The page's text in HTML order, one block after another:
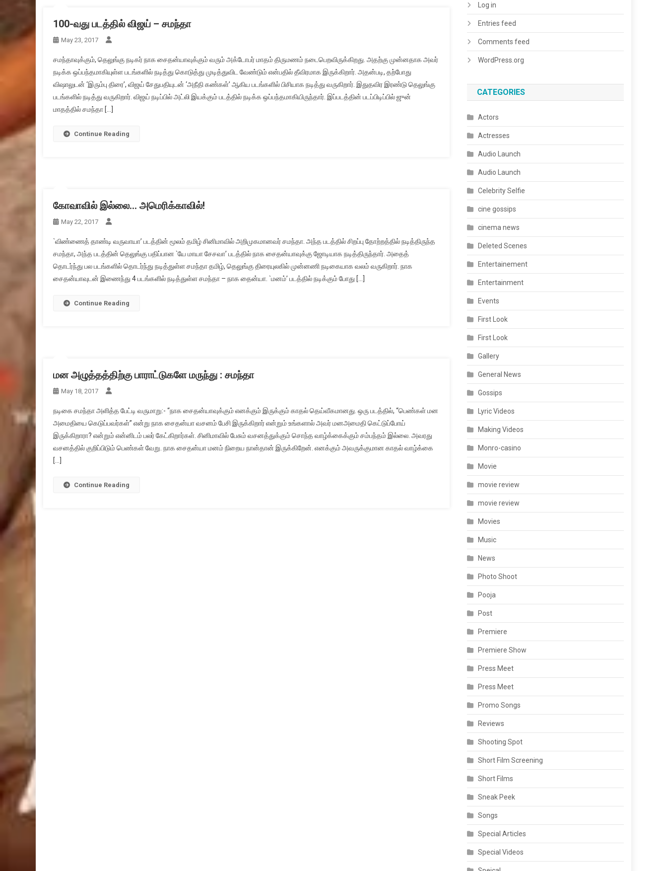
100-வது படத்தில் விஜய் – சமந்தா
May 23, 2017
சமந்தாவுக்கும், தெலுங்கு நடிகர் நாக சைதன்யாவுக்கும் வரும் அக்டோபர் மாதம் திருமணம் நடைபெறவிருக்கிறது. அதற்கு முன்னதாக அவர்
நடிக்க ஒப்பந்தமாகியுள்ள படங்களில் நடித்து கொடுத்து முடித்துவிட வேண்டும் என்பதில் தீவிரமாக இருக்கிறார். அதன்படி, தற்போது
விஷாலுடன் ‘இரும்பு திரை’, விஜய் சேதுபதியுடன் ‘அநீதி கண்கள்’ ஆகிய படங்களில் பிசியாக நடித்து வருகிறார். இதுதவிர இரண்டு தெலுங்கு
படங்களில் நடித்து வருகிறார். விஜய் நடிப்பில் அட்லி இயக்கும் படத்தில் நடிக்க ஒப்பந்தமாகியிருந்தார். இப்படத்தின் படப்பிடிப்பில் ஜுன்
மாதத்தில் சமந்தா […]
Continue Reading
கோவாவில் இல்லை… அமெரிக்காவில்!
May 22, 2017
`விண்ணைத் தாண்டி வருவாயா’ படத்தின் மூலம் தமிழ் சினிமாவில் அறிமுகமானவர் சமந்தா. அந்த படத்தில் சிறப்பு தோற்றத்தில் நடித்திருந்த
சமந்தா, அந்த படத்தின் தெலுங்கு பதிப்பான `யே மாயா சேசவா’ படத்தில் நாக சைதன்யாவுக்கு ஜோடியாக நடித்திருந்தார். அதைத்
தொடர்ந்து பல படங்களில் தொடர்ந்து நடித்துள்ள சமந்தா தமிழ், தெலுங்கு திரையுலகில் முன்னணி நடிகையாக வலம் வருகிறார். நாக
சைதன்யாவுடன் இணைந்து 4 படங்களில் நடித்துள்ள சமந்தா – நாக தைன்யா. `மனம்’ படத்தில் நடிக்கும் போது […]
Continue Reading
மன அழுத்தத்திற்கு பாராட்டுகளே மருந்து : சமந்தா
May 18, 2017
நடிகை சமந்தா அளித்த பேட்டி வருமாறு:- “நாக சைதன்யாவுக்கும் எனக்கும் இருக்கும் காதல் தெய்வீகமானது. ஒரு படத்தில், “பெண்கள் மன
அமைதியை கெடுப்பவர்கள்” என்று நாக சைதன்யா வசனம் பேசி இருக்கிறார் என்றும் உங்களால் அவர் மனஅமைதி கெட்டுப்போய்
இருக்கிறாரா? என்றும் என்னிடம் பலர் கேட்கிறார்கள். சினிமாவில் பேசும் வசனத்துக்கும் சொந்த வாழ்க்கைக்கும் சம்பந்தம் இல்லை. அவரது
வசனத்தில் குறிப்பிடும் பெண்கள் வேறு. நாக சைதன்யா மனம் நிறைய நான்தான் இருக்கிறேன். எனக்கும் அவருக்குமான காதல் வாழ்க்கை
[…]
Continue Reading
Log in
Entries feed
Comments feed
WordPress.org
CATEGORIES
Actors
Actresses
Audio Launch
Audio Launch
Celebrity Selfie
cine gossips
cinema news
Deleted Scenes
Entertainement
Entertainment
Events
First Look
First Look
Gallery
General News
Gossips
Lyric Videos
Making Videos
Monro-casino
Movie
movie review
movie review
Movies
Music
News
Photo Shoot
Pooja
Post
Premiere
Premiere Show
Press Meet
Press Meet
Promo Songs
Reviews
Shooting Spot
Short Film Screening
Short Films
Sneak Peek
Songs
Special Articles
Special Videos